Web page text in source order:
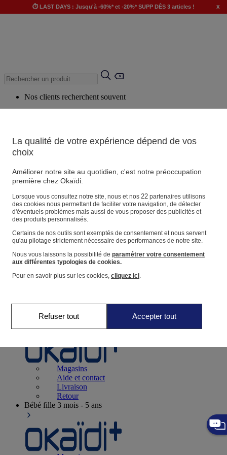
⏱️ LAST DAYS : Jusqu'à -60%* et -20%* SUPP DÈS 3 articles ! x
Nos clients recherchent souvent
Produits suggérés
Voir tous les produits
Magasin
Vos informations personnelles
Suivre une commande
Panier
Favoris
Naissance0-12 mois
Magasins
Aide et contact
Livraison
Retour
Bébé fille 3 mois - 5 ans
La qualité de votre expérience dépend de vos
choix
Améliorer notre site au quotidien, c'est notre préoccupation
première chez Okaïdi.
Lorsque vous consultez notre site, nous et nos 22partenaires utilisons
des cookies nous permettant de faciliter votre navigation, de détecter
d'éventuels problèmes mais aussi de vous proposer des publicités et
des produits personnalisés.
Certains de nos outils sont exemptés de consentement et nous servent
qu'au pilotage strictement nécessaire des performances de notre site.
Nous vous laissons la possibilité de paramétrer votre consentement
aux différentes typologies de cookies.
Pour en savoir plus sur les cookies, cliquez ici.
Refuser tout Accepter tout